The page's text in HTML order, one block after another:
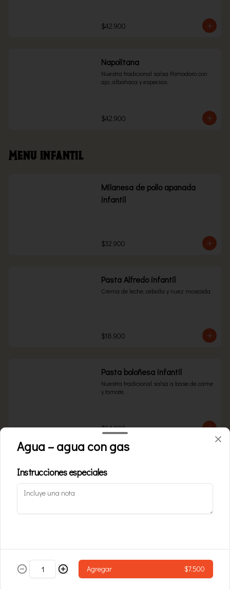
$42.900
Napolitana
Nuestra tradicional salsa Pomodoro con
ajo, albahaca y especias.
$42.900
Menu infantil
Milanesa de pollo apanada
infantil
$32.900
Pasta Alfredo infantil
Crema de leche, cebolla y nuez moscada.
$18.900
Pasta boloñesa infantil
Nuestra tradicional salsa a base de carne
y tomate.
$24.900
Salsa Alfredo con tocineta
Queso azul, Grana Padano, parmesano y
Agua – agua con gas
Instrucciones especiales
Agregar $7.500